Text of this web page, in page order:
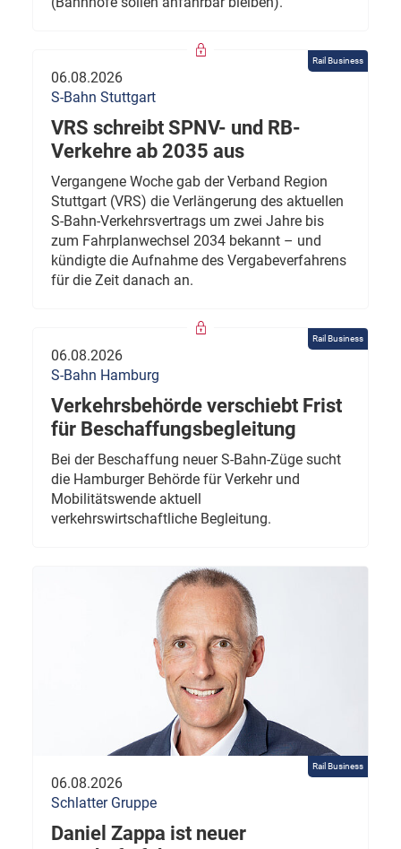
Rail Business
06.08.2026
S-Bahn Stuttgart
VRS schreibt SPNV- und RB-
Verkehre ab 2035 aus
Vergangene Woche gab der Verband Region
Stuttgart (VRS) die Verlängerung des aktuellen
S-Bahn-Verkehrsvertrags um zwei Jahre bis
zum Fahrplanwechsel 2034 bekannt – und
kündigte die Aufnahme des Vergabeverfahrens
für die Zeit danach an.
Rail Business
06.08.2026
S-Bahn Hamburg
Verkehrsbehörde verschiebt Frist
für Beschaffungsbegleitung
Bei der Beschaffung neuer S-Bahn-Züge sucht
die Hamburger Behörde für Verkehr und
Mobilitätswende aktuell
verkehrswirtschaftliche Begleitung.
Rail Business
06.08.2026
Schlatter Gruppe
Daniel Zappa ist neuer